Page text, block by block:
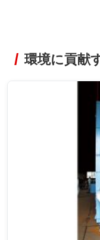
環境に貢献